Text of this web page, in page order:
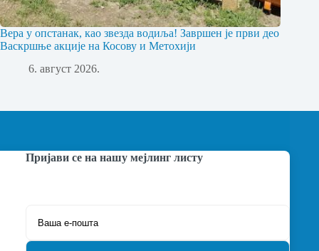
Вера у опстанак, као звезда водиља! Завршен је први део
Васкршње акције на Косову и Метохији
6. август 2026.
Пријави се на нашу мејлинг листу